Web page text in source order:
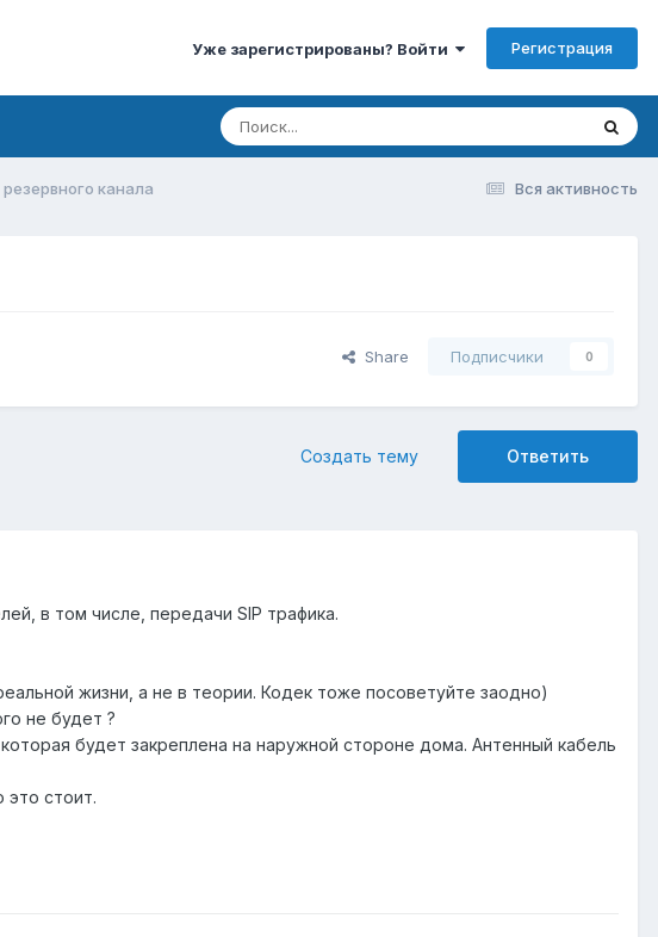
Уже зарегистрированы? Войти Регистрация
Вся активность
канала
Share Подписчики 0
Ответить
Создать тему
в том числе, передачи SIP трафика.
жизни, а не в теории. Кодек тоже посоветуйте заодно)
не будет ?
будет закреплена на наружной стороне дома. Антенный кабель
это стоит.